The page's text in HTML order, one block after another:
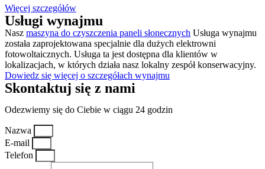
Więcej szczegółów
Usługi wynajmu
Nasz maszyna do czyszczenia paneli słonecznych Usługa wynajmu
została zaprojektowana specjalnie dla dużych elektrowni
fotowoltaicznych. Usługa ta jest dostępna dla klientów w
lokalizacjach, w których działa nasz lokalny zespół konserwacyjny.
Dowiedz się więcej o szczegółach wynajmu
Skontaktuj się z nami
Odezwiemy się do Ciebie w ciągu 24 godzin
Nazwa
E-mail
Telefon